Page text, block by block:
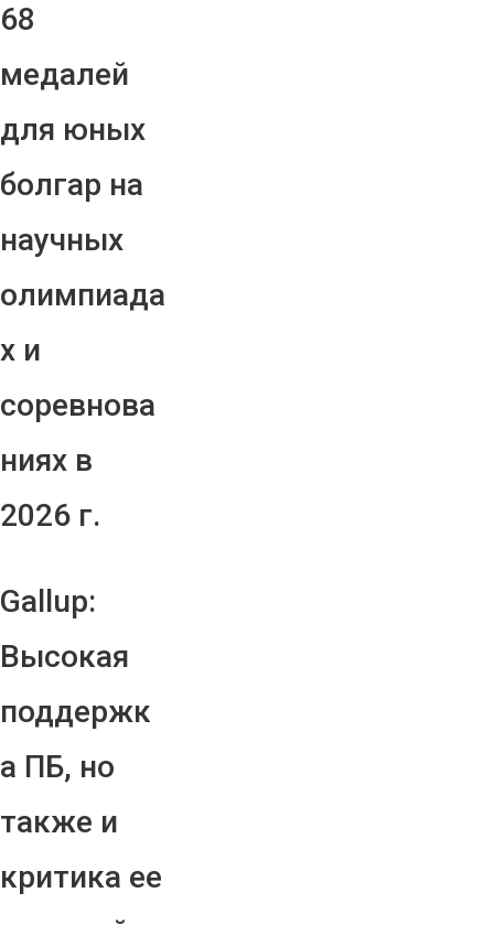
68
медалей
для юных
болгар на
научных
олимпиада
х и
соревнова
ниях в
2026 г.
Gallup:
Высокая
поддержк
а ПБ, но
также и
критика ее